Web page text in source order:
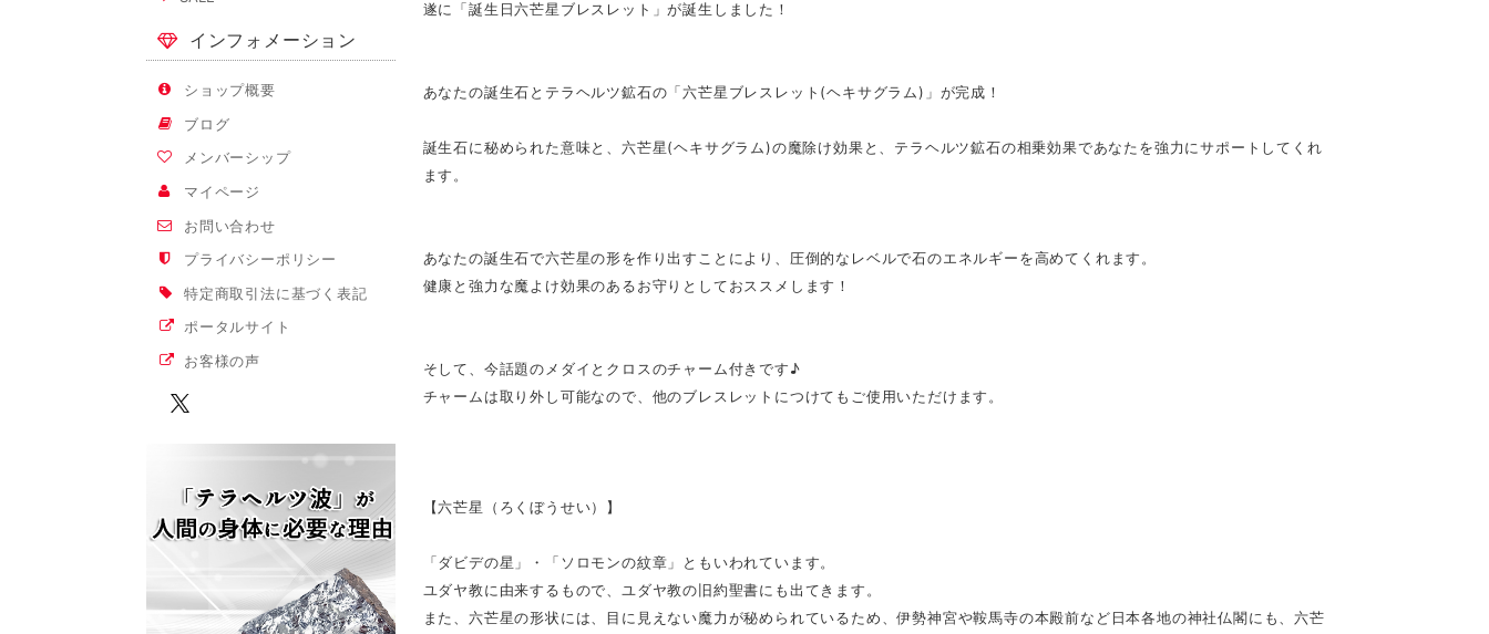
インフォメーション
ショップ概要
ブログ
メンバーシップ
マイページ
お問い合わせ
プライバシーポリシー
特定商取引法に基づく表記
ポータルサイト
お客様の声
遂に「誕生日六芒星ブレスレット」が誕生しました！
あなたの誕生石とテラヘルツ鉱石の「六芒星ブレスレット(ヘキサグラム)」が完成！
誕生石に秘められた意味と、六芒星(ヘキサグラム)の魔除け効果と、テラヘルツ鉱石の相乗効果であなたを強力にサポートしてくれ
ます。
あなたの誕生石で六芒星の形を作り出すことにより、圧倒的なレベルで石のエネルギーを高めてくれます。
健康と強力な魔よけ効果のあるお守りとしておススメします！
そして、今話題のメダイとクロスのチャーム付きです♪
チャームは取り外し可能なので、他のブレスレットにつけてもご使用いただけます。
【六芒星（ろくぼうせい）】
「ダビデの星」・「ソロモンの紋章」ともいわれています。
ユダヤ教に由来するもので、ユダヤ教の旧約聖書にも出てきます。
また、六芒星の形状には、目に見えない魔力が秘められているため、伊勢神宮や鞍馬寺の本殿前など日本各地の神社仏閣にも、六芒